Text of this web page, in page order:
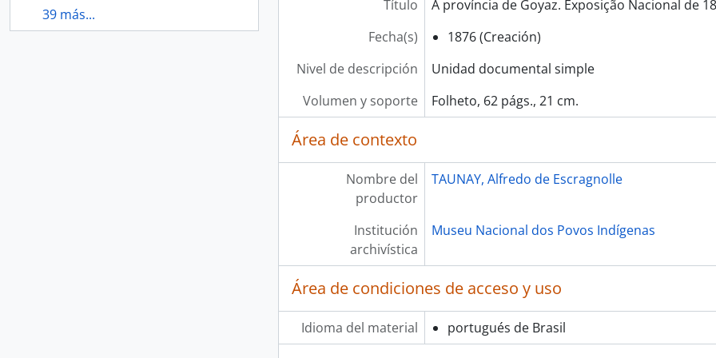
39 más...
Título
A província de Goyaz. Exposição Nacional de
Fecha(s)
1876 (Creación)
Nivel de descripción
Unidad documental simple
Volumen y soporte
Folheto, 62 págs., 21 cm.
Área de contexto
Nombre del
productor
TAUNAY, Alfredo de Escragnolle
Institución
archivística
Museu Nacional dos Povos Indígenas
Área de condiciones de acceso y uso
Idioma del material portugués de Brasil